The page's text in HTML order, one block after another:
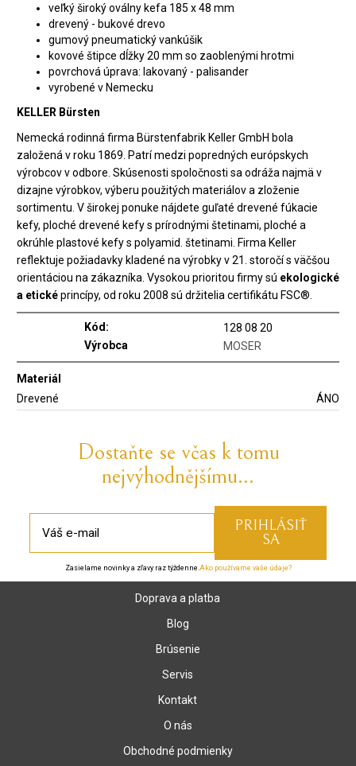
veľký široký oválny kefa 185 x 48 mm
drevený - bukové drevo
gumový pneumatický vankúšik
kovové štipce dĺžky 20 mm so zaoblenými hrotmi
povrchová úprava: lakovaný - palisander
vyrobené v Nemecku
KELLER Bürsten
Nemecká rodinná firma Bürstenfabrik Keller GmbH bola
založená v roku 1869. Patrí medzi popredných európskych
výrobcov v odbore. Skúsenosti spoločnosti sa odráža najmä v
dizajne výrobkov, výberu použitých materiálov a zloženie
sortimentu. V širokej ponuke nájdete guľaté drevené fúkacie
kefy, ploché drevené kefy s prírodnými štetinami, ploché a
okrúhle plastové kefy s polyamid. štetinami. Firma Keller
reflektuje požiadavky kladené na výrobky v 21. storočí s väčšou
orientáciou na zákazníka. Vysokou prioritou firmy sú ekologické
a eticképrincípy, od roku 2008 sú držitelia certifikátu FSC®.
Kód:
128 08 20
Výrobca
MOSER
Materiál
Drevené
ÁNO
Dostaňte se včas k tomu
nejvýhodnějšímu...
Zasielame novinky a zľavy raz týždenne.Ako používame vaše údaje?
Doprava a platba
Blog
Brúsenie
Servis
Kontakt
O nás
Obchodné podmienky